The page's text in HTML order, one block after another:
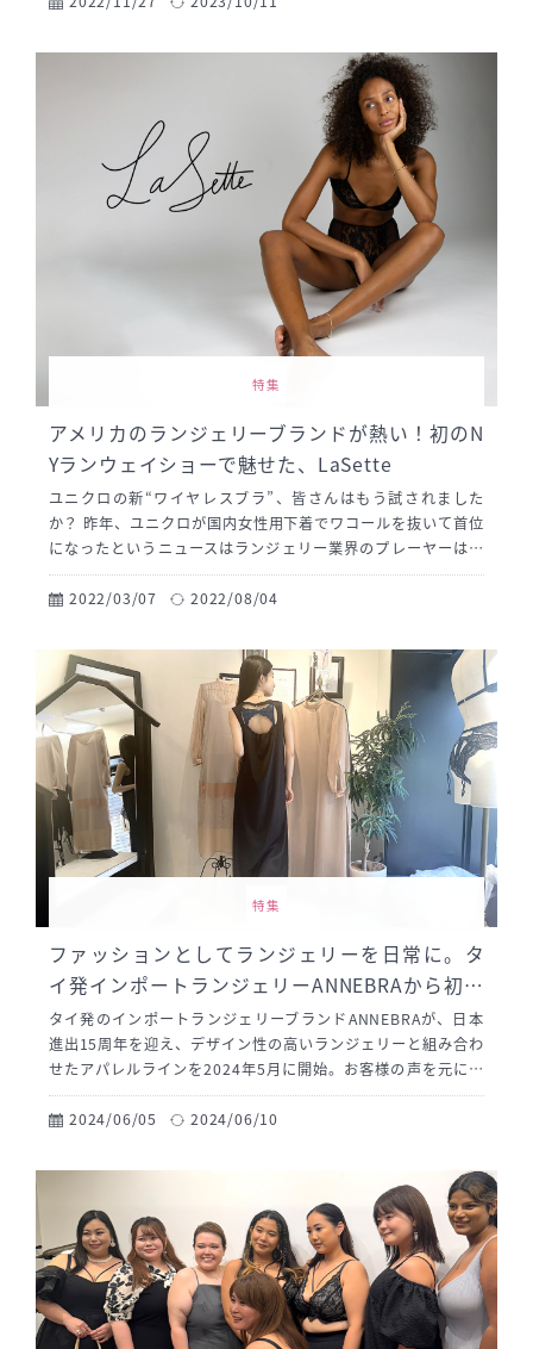
フリークたちの心を掴み、10年以上にわたり顧客ニーズに応え
ているのは、オーナーの辻村仁美さん。ナイトウェアメーカー
のインナー部門でデザイナー兼パタンナーとして6年間の勤務を
経て、日本最大手の下着メーカーWacolに転職。出産を機に31
歳で退社するも、大好きな下着に関わっていたいと下着専門手
芸店ジムラを起業するほどの自他ともに認めるランジェリーフ
特集
アメリカのランジェリーブランドが熱い！初のN
Yランウェイショーで魅せた、LaSette
ユニクロの新“ワイヤレスブラ”、皆さんはもう試されました
か？ 昨年、ユニクロが国内女性用下着でワコールを抜いて首位
になったというニュースはランジェリー業界のプレーヤーはも
ちろん、ランジェリー好きな女性たちにとっても衝撃的なニュ
ースだったかもしれません。 「とにかく楽なつけ心地で、価格
しれません。 一方で、海外のランジェリーに目を向けるとまた
違った面白さがあります。商品を購入するとき、ブランドの思
想に共感するかどうかが大事な要素の一つになる北米。そこに
は自分のスタンスや主義を大事にする、アメリカ的な思想があ
ります。 このコラムでは、そんな熱い北米のランジェリーブラ
ンドについて紹介していきます。
2022/03/07 2022/08/04
特集
ファッションとしてランジェリーを日常に。タ
イ発インポートランジェリーANNEBRAから初の
アパレルラインが登場
タイ発のインポートランジェリーブランドANNEBRAが、日本
進出15周年を迎え、デザイン性の高いランジェリーと組み合わ
せたアパレルラインを2024年5月に開始。お客様の声を元に、
ランジェリーを見せるファッションアイテムとして、シアーワ
ンピースやバックオープンワンピースを展開します。デザイナ
現。ランジェリーをファッションの一部として楽しめる新たな
2024/06/05 2024/06/10